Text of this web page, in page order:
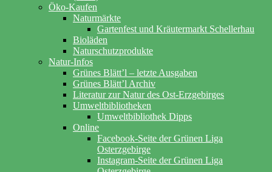
Öko-Kaufen
Naturmärkte
Gartenfest und Kräutermarkt Schellerhau
Bioläden
Naturschutzprodukte
Natur-Infos
Grünes Blätt’l – letzte Ausgaben
Grünes Blätt’l Archiv
Literatur zur Natur des Ost-Erzgebirges
Umweltbibliotheken
Umweltbibliothek Dipps
Online
Facebook-Seite der Grünen Liga
Osterzgebirge
Instagram-Seite der Grünen Liga